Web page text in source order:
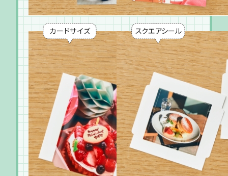
カードサイズ スクエアシール